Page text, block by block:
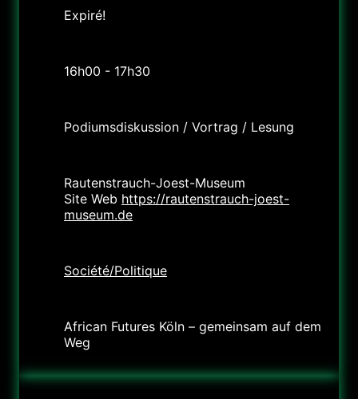
Expiré!
16h00 - 17h30
Podiumsdiskussion / Vortrag / Lesung
Rautenstrauch-Joest-Museum
Site Web https://rautenstrauch-joest-
museum.de
Société/Politique
African Futures Köln – gemeinsam auf dem
Weg